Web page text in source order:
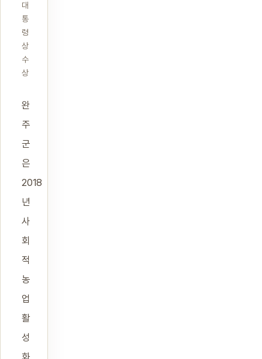
대
통
령
상
수
상
완
주
군
은
2018
년
사
회
적
농
업
활
성